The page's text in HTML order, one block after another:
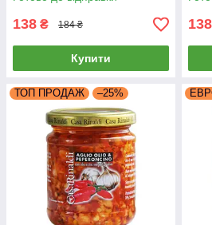
138 ₴ 184 ₴
Купити
138
ТОП ПРОДАЖ –25%